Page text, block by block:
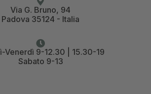
Via G. Bruno, 94
Padova 35124 - Italia
Venerdì 9-12.30 | 15.30-19
Sabato 9-13